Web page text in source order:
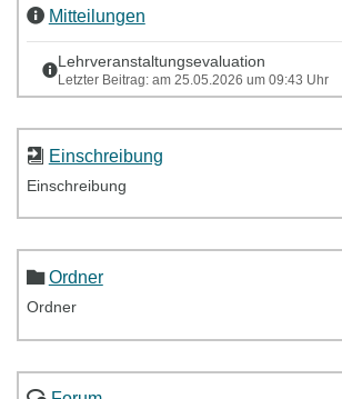
Mitteilungen
Lehrveranstaltungsevaluation
Letzter Beitrag: am 25.05.2026 um 09:43 Uhr
Einschreibung
Einschreibung
Ordner
Ordner